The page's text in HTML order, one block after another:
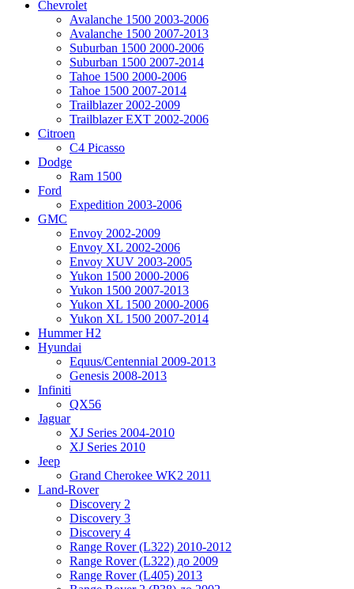
Chevrolet
Avalanche 1500 2003-2006
Avalanche 1500 2007-2013
Suburban 1500 2000-2006
Suburban 1500 2007-2014
Tahoe 1500 2000-2006
Tahoe 1500 2007-2014
Trailblazer 2002-2009
Trailblazer EXT 2002-2006
Citroen
C4 Picasso
Dodge
Ram 1500
Ford
Expedition 2003-2006
GMC
Envoy 2002-2009
Envoy XL 2002-2006
Envoy XUV 2003-2005
Yukon 1500 2000-2006
Yukon 1500 2007-2013
Yukon XL 1500 2000-2006
Yukon XL 1500 2007-2014
Hummer H2
Hyundai
Equus/Centennial 2009-2013
Genesis 2008-2013
Infiniti
QX56
Jaguar
XJ Series 2004-2010
XJ Series 2010
Jeep
Grand Cherokee WK2 2011
Land-Rover
Discovery 2
Discovery 3
Discovery 4
Range Rover (L322) 2010-2012
Range Rover (L322) до 2009
Range Rover (L405) 2013